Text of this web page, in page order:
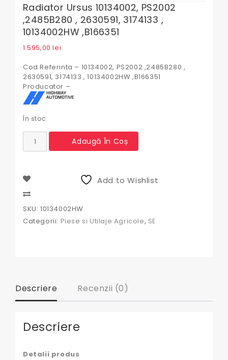
Radiator Ursus 10134002, PS2002
,2485B280 , 2630591, 3174133 ,
10134002HW ,B166351
1.595,00lei
Cod Referinta – 10134002, PS2002 ,2485B280 ,
2630591, 3174133 , 10134002HW ,B166351
Producator –
În stoc
Cantitate
Radiator
PS2002
,2485B280
,
3174133
,
Adaugă În Coș
Add to Wishlist
SKU: 10134002HW
Categorii: Piese si Utilaje Agricole, SE
Descriere Recenzii (0)
Descriere
Detalii produs